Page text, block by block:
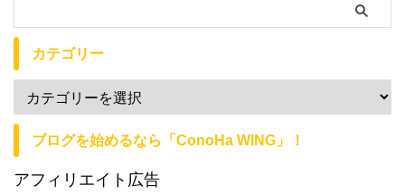
カテゴリー
ブログを始めるなら「ConoHa WING」！
アフィリエイト広告